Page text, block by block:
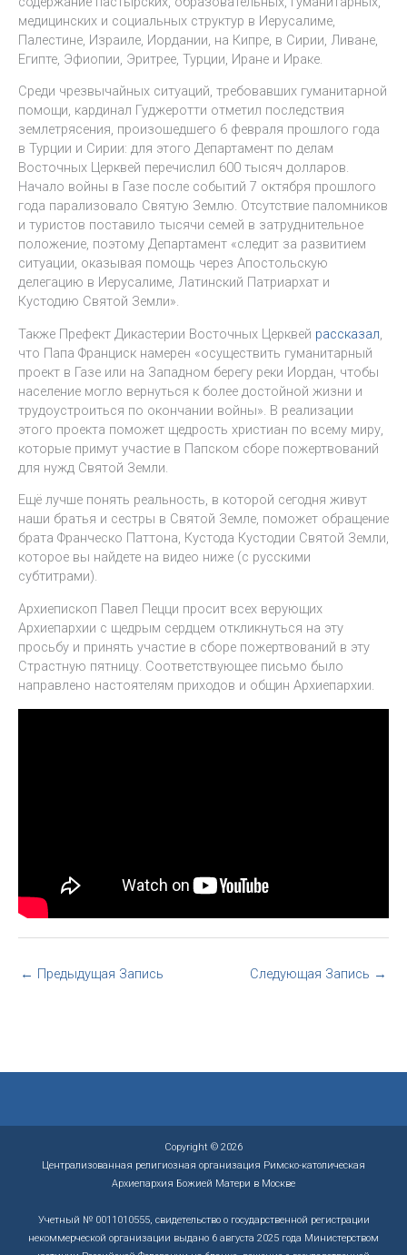
медицинских и социальных структур в Иерусалиме,
Палестине, Израиле, Иордании, на Кипре, в Сирии, Ливане,
Египте, Эфиопии, Эритрее, Турции, Иране и Ираке.
Среди чрезвычайных ситуаций, требовавших гуманитарной
помощи, кардинал Гуджеротти отметил последствия
землетрясения, произошедшего 6 февраля прошлого года
в Турции и Сирии: для этого Департамент по делам
Восточных Церквей перечислил 600 тысяч долларов.
Начало войны в Газе после событий 7 октября прошлого
года парализовало Святую Землю. Отсутствие паломников
и туристов поставило тысячи семей в затруднительное
положение, поэтому Департамент «следит за развитием
ситуации, оказывая помощь через Апостольскую
делегацию в Иерусалиме, Латинский Патриархат и
Кустодию Святой Земли».
Также Префект Дикастерии Восточных Церквей рассказал,
что Папа Франциск намерен «осуществить гуманитарный
проект в Газе или на Западном берегу реки Иордан, чтобы
население могло вернуться к более достойной жизни и
трудоустроиться по окончании войны». В реализации
этого проекта поможет щедрость христиан по всему миру,
которые примут участие в Папском сборе пожертвований
для нужд Святой Земли.
Ещё лучше понять реальность, в которой сегодня живут
наши братья и сестры в Святой Земле, поможет обращение
брата Франческо Паттона, Кустода Кустодии Святой Земли,
которое вы найдете на видео ниже (с русскими
субтитрами).
Архиепископ Павел Пецци просит всех верующих
Архиепархии с щедрым сердцем откликнуться на эту
просьбу и принять участие в сборе пожертвований в эту
Страстную пятницу. Соответствующее письмо было
направлено настоятелям приходов и общин Архиепархии.
← Предыдущая Запись Следующая Запись →
Copyright © 2026
Централизованная религиозная организация Римско-католическая
Архиепархия Божией Матери в Москве
Учетный № 0011010555, свидетельство о государственной регистрации
некоммерческой организации выдано 6 августа 2025 года Министерством